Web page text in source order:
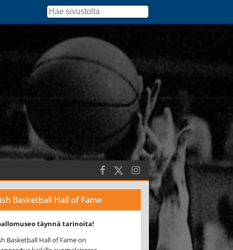
Basketball Hall of Fame
täynnä tarinoita!
Basketball Hall of Fame on